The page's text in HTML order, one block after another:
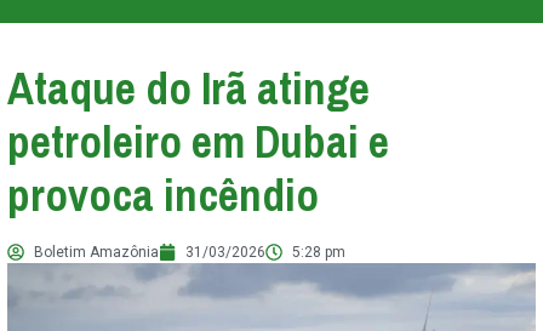
Ataque do Irã atinge
petroleiro em Dubai e
provoca incêndio
Boletim Amazônia 31/03/2026 5:28 pm